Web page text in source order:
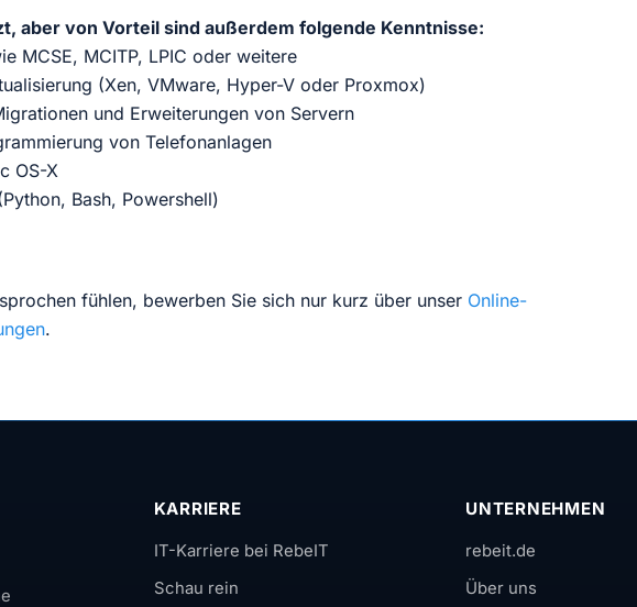
aber von Vorteil sind außerdem folgende Kenntnisse:
MCSE, MCITP, LPIC oder weitere
(Xen, VMware, Hyper-V oder Proxmox)
und Erweiterungen von Servern
von Telefonanlagen
OS-X
Bash, Powershell)
fühlen, bewerben Sie sich nur kurz über unser Online-
.
KARRIERE
IT-Karriere bei RebeIT
Schau rein
UNTERNEHMEN
rebeit.de
Über uns